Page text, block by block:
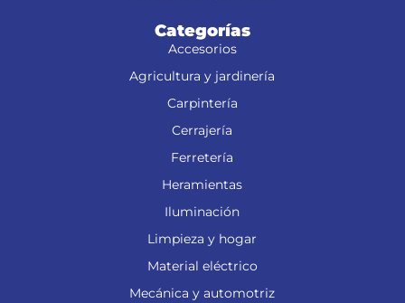
Categorías
Accesorios
Agricultura y jardinería
Carpintería
Cerrajería
Ferretería
Heramientas
Iluminación
Limpieza y hogar
Material eléctrico
Mecánica y automotriz